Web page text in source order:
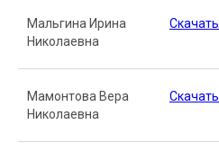
Мальгина Ирина
Николаевна
Скачать
Мамонтова Вера
Николаевна
Скачать